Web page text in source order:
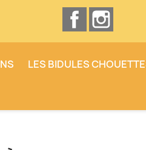
Facebook
LES BIDULES